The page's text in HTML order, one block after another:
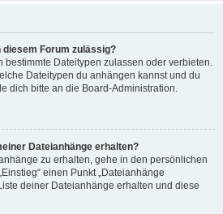
diesem Forum zulässig?
bestimmte Dateitypen zulassen oder verbieten.
Dateitypen du anhängen kannst und du
dich bitte an die Board-Administration.
Dateianhänge erhalten?
zu erhalten, gehe in den persönlichen
einen Punkt „Dateianhänge
deiner Dateianhänge erhalten und diese